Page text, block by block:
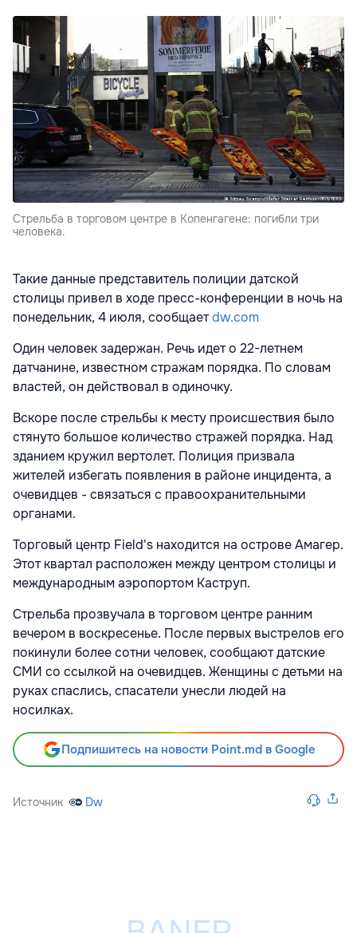
Стрельба в торговом центре в Копенгагене: погибли три
человека.
Такие данные представитель полиции датской
столицы привел в ходе пресс-конференции в ночь на
понедельник, 4 июля, сообщаетdw.com
Один человек задержан. Речь идет о 22-летнем
датчанине, известном стражам порядка. По словам
властей, он действовал в одиночку.
Вскоре после стрельбы к месту происшествия было
стянуто большое количество стражей порядка. Над
зданием кружил вертолет. Полиция призвала
жителей избегать появления в районе инцидента, а
очевидцев - связаться с правоохранительными
органами.
Торговый центр Field's находится на острове Амагер.
Этот квартал расположен между центром столицы и
международным аэропортом Каструп.
Стрельба прозвучала в торговом центре ранним
вечером в воскресенье. После первых выстрелов его
покинули более сотни человек, сообщают датские
СМИ со ссылкой на очевидцев. Женщины с детьми на
руках спаслись, спасатели унесли людей на
носилках.
Подпишитесь на новости Point.md в Google
Источник Dw